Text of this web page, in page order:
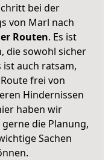
bei der
von Marl nach
Routen. Es ist
die sowohl sicher
ist auch ratsam,
frei von
Hindernissen
haben wir
die Planung,
Sachen